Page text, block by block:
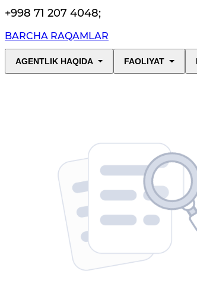
+998 71 207 4048;
BARCHA RAQAMLAR
AGENTLIK HAQIDA FAOLIYAT